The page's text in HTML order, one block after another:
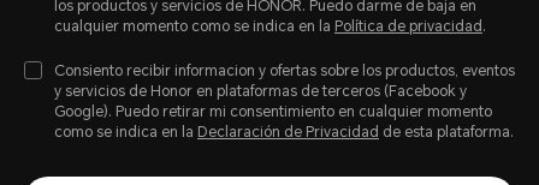
los productos y servicios de HONOR. Puedo darme de baja en
cualquier momento como se indica en la Política de privacidad .
Consiento recibir informacion y ofertas sobre los productos, eventos
y servicios de Honor en plataformas de terceros (Facebook y
Google). Puedo retirar mi consentimiento en cualquier momento
como se indica en la Declaración de Privacidad de esta plataforma.